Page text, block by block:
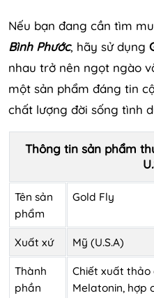
Nếu bạn đang cần tìm
Bình Phước, hãy sử dụng
nhau trở nên ngọt ngào
một sản phẩm đáng tin
chất lượng đời sống tình
Thông tin sản phẩm
Tên sản
phẩm
Gold Fly
Xuất xứ Mỹ (U.S.A)
Thành
phần
Chiết xuất thảo
Melatonin, hợp